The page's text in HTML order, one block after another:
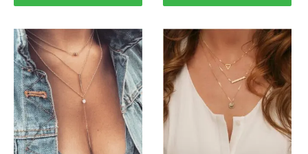
variaties.
Deze
optie
kan
gekozen
worden
op
de